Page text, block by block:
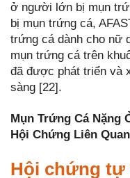
ở người lớn bị mụn
bị mụn trứng cá,
trứng cá dành cho nữ
mụn trứng cá trên
đã được phát triển và
sàng [22].
Mụn Trứng Cá Nặng
Hội Chứng Liên
Hội chứng tự